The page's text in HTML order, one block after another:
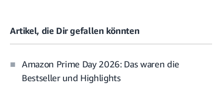
Artikel, die Dir gefallen könnten
Amazon Prime Day 2026: Das waren die
Bestseller und Highlights